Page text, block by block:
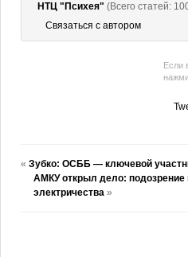
НТЦ "Психея" (Всего статей:
Связаться с автором
Если
« Зубко: ОСББ — ключевой
АМКУ открыл дело: подозрение
электричества »